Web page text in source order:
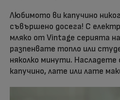
Любимото ви капучино
съвършено досега! С
мляко от Vintage серията
разпенвате топло или
няколко минути. Насладете
капучино, лате или лате